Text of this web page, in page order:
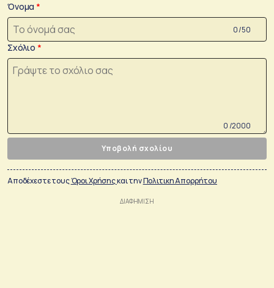
Όνομα
0 /50
Σχόλιο
0 /2000
Υποβολή σχολίου
Αποδέχεστε τουςΌροι Χρήσηςκαι τηνΠολιτικη Απορρήτου